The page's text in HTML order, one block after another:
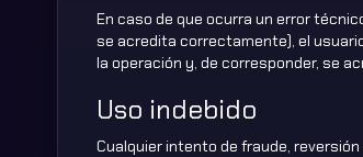
En caso de que ocurra un error
se acredita correctamente), el
la operación y, de corresponder, se
Uso indebido
Cualquier intento de fraude,